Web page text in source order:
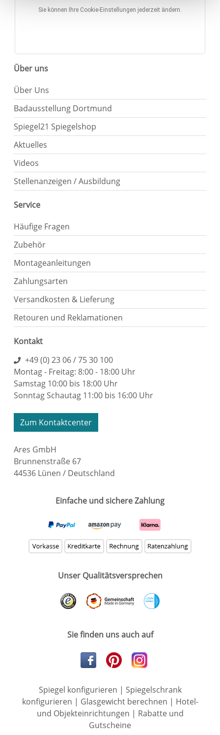
den Widerruf der Einwilligung wird die vorherige
Sie können Ihre Cookie-Einstellungen jederzeit ändern.
Über uns
Über Uns
Badausstellung Dortmund
Spiegel21 Spiegelshop
Aktuelles
Videos
Stellenanzeigen / Ausbildung
Service
Häufige Fragen
Zubehör
Montageanleitungen
Zahlungsarten
Versandkosten & Lieferung
Retouren und Reklamationen
Kontakt
+49 (0) 23 06 / 75 30 100
Montag - Freitag: 8:00 - 18:00 Uhr
Samstag 10:00 bis 18:00 Uhr
Sonntag Schautag 11:00 bis 16:00 Uhr
Zum Kontaktcenter
Ares GmbH
Brunnenstraße 67
44536 Lünen / Deutschland
Einfache und sichere Zahlung
Unser Qualitätsversprechen
Sie finden uns auch auf
Spiegel konfigurieren | Spiegelschrank
konfigurieren | Glasgewicht berechnen | Hotel-
und Objekteinrichtungen | Rabatte und
Gutscheine